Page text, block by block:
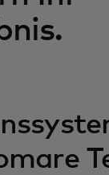
Trends